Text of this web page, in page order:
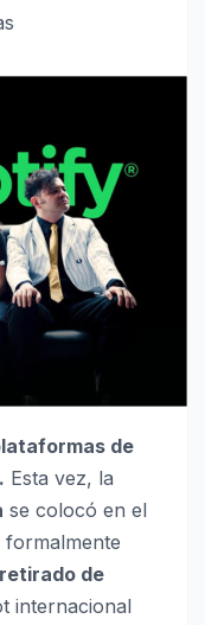
de
Esta vez, la
se colocó en el
de
internacional